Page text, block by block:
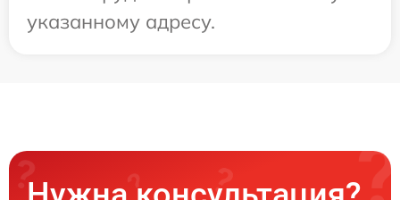
указанному адресу.